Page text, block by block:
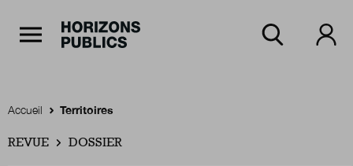
Accueil
Accueil Territoires
REVUE DOSSIER